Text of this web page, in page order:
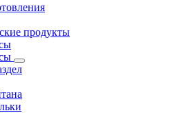
продукты